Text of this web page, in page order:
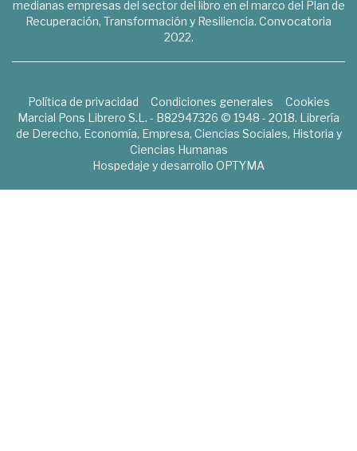
medianas empresas del sector del libro en el marco del Plan de
Recuperación, Transformación y Resiliencia. Convocatoria
2022.
Política de privacidad Condiciones generales
Cookies
Marcial Pons Librero S.L. - B82947326 © 1948 - 2018. Librería
de Derecho, Economía, Empresa, Ciencias Sociales, Historia y
Ciencias Humanas
Hospedaje y desarrollo OPTYMA